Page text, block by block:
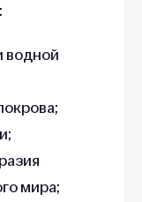
водной
мира;